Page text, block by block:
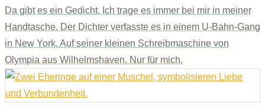
Da gibt es ein Gedicht. Ich trage es immer bei mir in meiner
Handtasche. Der Dichter verfasste es in einem U-Bahn-Gang
in New York. Auf seiner kleinen Schreibmaschine von
Olympia aus Wilhelmshaven. Nur für mich.